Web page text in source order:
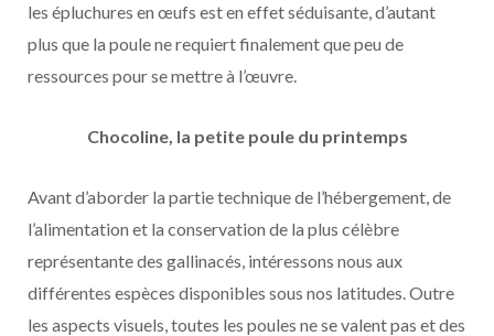
les épluchures en œufs est en effet séduisante, d’autant
plus que la poule ne requiert finalement que peu de
ressources pour se mettre à l’œuvre.
Chocoline, la petite poule du printemps
Avant d’aborder la partie technique de l’hébergement, de
l’alimentation et la conservation de la plus célèbre
représentante des gallinacés, intéressons nous aux
différentes espèces disponibles sous nos latitudes. Outre
les aspects visuels, toutes les poules ne se valent pas et des